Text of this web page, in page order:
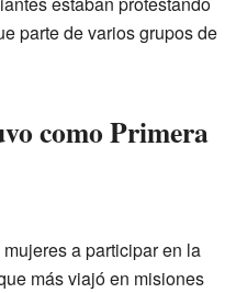
parte de varios grupos de
como Primera
a participar en la
más viajó en misiones